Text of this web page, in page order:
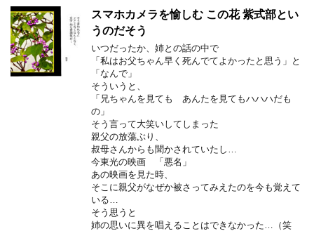
スマホカメラを愉しむ この花 紫式部とい
うのだそう
いつだったか、姉との話の中で
「私はお父ちゃん早く死んでてよかったと思う」と
「なんで」
そういうと、
「兄ちゃんを見ても あんたを見てもハハハだも
の」
そう言って大笑いしてしまった
親父の放蕩ぶり、
叔母さんからも聞かされていたし…
今東光の映画 「悪名」
あの映画を見た時、
そこに親父がなぜか被さってみえたのを今も覚えて
いる…
そう思うと
姉の思いに異を唱えることはできなかった…（笑